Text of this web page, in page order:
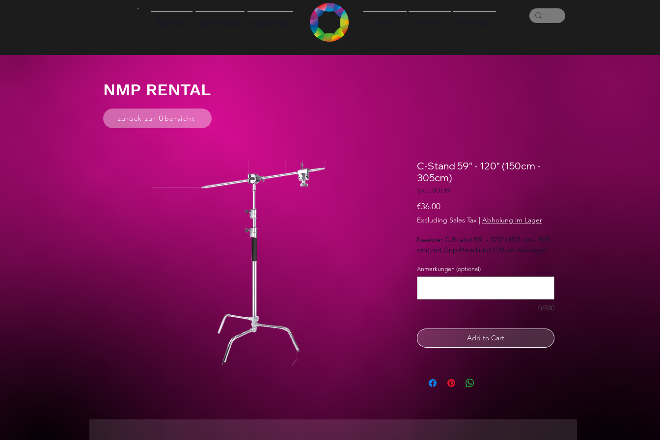
NMP RENTAL
zurück zur Übersicht
C-Stand 59“ - 120“ (150cm -
305cm)
SKU: BDL19
€36.00Price
Excluding Sales Tax| Abholung im Lager
Neewer C-Stand 59“ - 120“ (150 cm - 305
cm) mit Grip-Head und 120 cm Ausleger
Anmerkungen (optional)
0/500
Add to Cart